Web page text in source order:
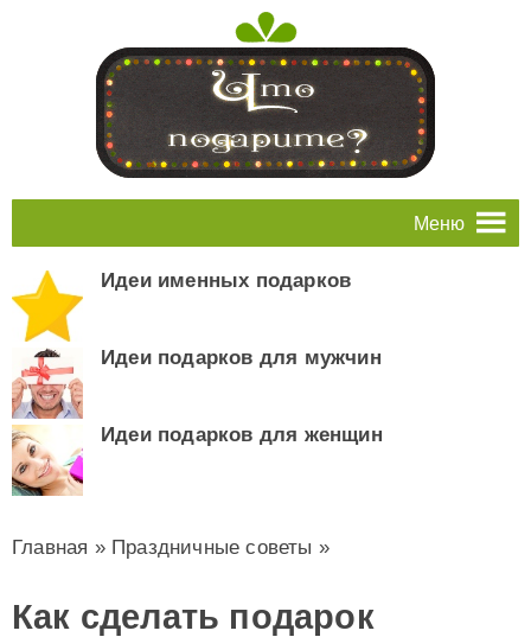
Меню
Идеи именных подарков
Идеи подарков для мужчин
Идеи подарков для женщин
Главная » Праздничные советы »
Как сделать подарок